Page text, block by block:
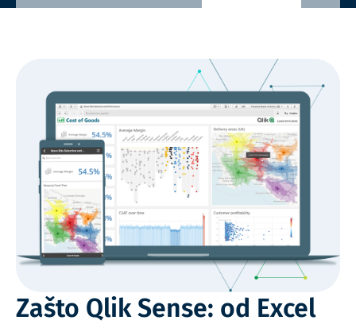
Zašto Qlik Sense: od Excel